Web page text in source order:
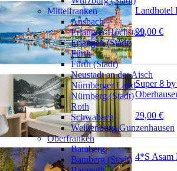
Landhotel
99,00 €
Super 8
29,00 €
4*S Asam
Mittelfranken
Ansbach
Erlangen-Höchstadt
Erlangen (Stadt)
Fürth
Fürth (Stadt)
Neustadt an der Aisch
Nürnberger Land
Nürnberg (Stadt)
Roth
Schwabach
Weißenburg-Gunzenhausen
Oberfranken
Bamberg
Bamberg (Stadt)